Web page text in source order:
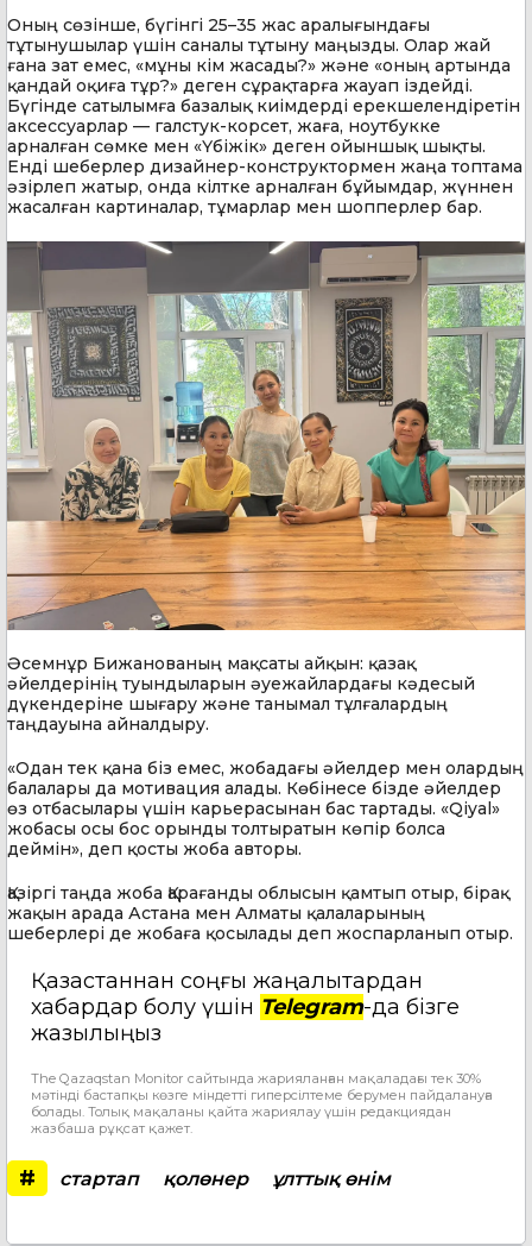
Оның сөзінше, бүгінгі 25–35 жас аралығындағы
тұтынушылар үшін саналы тұтыну маңызды. Олар жай
ғана зат емес, «мұны кім жасады?» және «оның артында
қандай оқиға тұр?» деген сұрақтарға жауап іздейді.
Бүгінде сатылымға базалық киімдерді ерекшелендіретін
аксессуарлар — галстук-корсет, жаға, ноутбукке
арналған сөмке мен «Үбіжік» деген ойыншық шықты.
Енді шеберлер дизайнер-конструктормен жаңа топтама
әзірлеп жатыр, онда кілтке арналған бұйымдар, жүннен
жасалған картиналар, тұмарлар мен шопперлер бар.
Әсемнұр Бижанованың мақсаты айқын: қазақ
әйелдерінің туындыларын әуежайлардағы кәдесый
дүкендеріне шығару және танымал тұлғалардың
таңдауына айналдыру.
«Одан тек қана біз емес, жобадағы әйелдер мен олардың
балалары да мотивация алады. Көбінесе бізде әйелдер
өз отбасылары үшін карьерасынан бас тартады. «Qiyal»
жобасы осы бос орынды толтыратын көпір болса
деймін», деп қосты жоба авторы.
Қазіргі таңда жоба Қарағанды облысын қамтып отыр, бірақ
жақын арада Астана мен Алматы қалаларының
шеберлері де жобаға қосылады деп жоспарланып отыр.
Қазақстаннан соңғы жаңалықтардан
хабардар болу үшін Telegram-да бізге
жазылыңыз
The Qazaqstan Monitor сайтында жарияланған мақаладағы тек 30%
мәтінді бастапқы көзге міндетті гиперсілтеме берумен пайдалануға
болады. Толық мақаланы қайта жариялау үшін редакциядан
жазбаша рұқсат қажет.
# стартап қолөнер ұлттық өнім